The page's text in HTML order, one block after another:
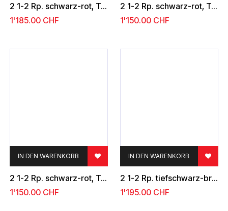
2 1-2 Rp. schwarz-rot, Type 1
1'185.00 CHF
2 1-2 Rp. schwarz-rot, Type 38
1'150.00CHF
2 1-2 Rp. schwarz-rot, Type 40
IN DEN WARENKORB
1'150.00 CHF
2 1-2 Rp. tiefschwarz-braunrot, Type 37
IN DEN WARENKORB
1'195.00CHF